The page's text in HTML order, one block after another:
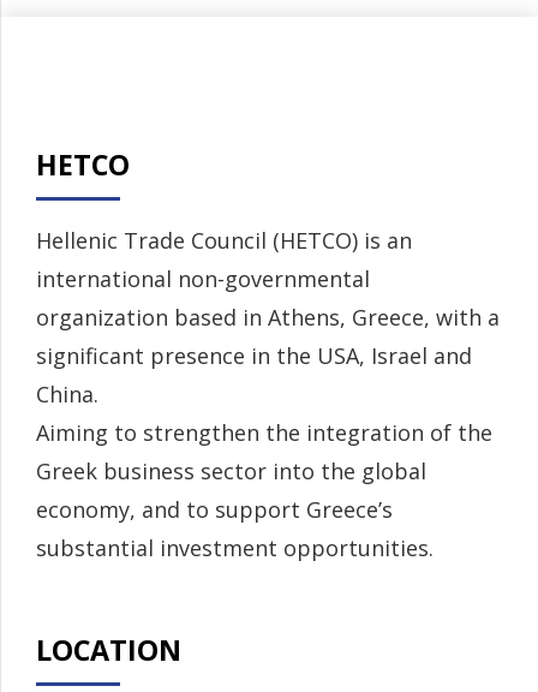
HETCO
Hellenic Trade Council (HETCO) is an
international non-governmental
organization based in Athens, Greece, with a
significant presence in the USA, Israel and
China.
Aiming to strengthen the integration of the
Greek business sector into the global
economy, and to support Greece’s
substantial investment opportunities.
LOCATION